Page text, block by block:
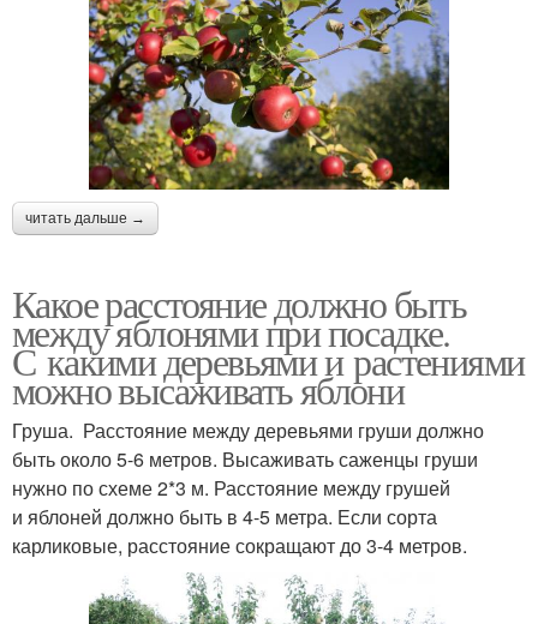
читать дальше →
Какое расстояние должно быть
между яблонями при посадке.
С какими деревьями и растениями
можно высаживать яблони
Груша. Расстояние между деревьями груши должно
быть около 5-6 метров. Высаживать саженцы груши
нужно по схеме 2*3 м. Расстояние между грушей
и яблоней должно быть в 4-5 метра. Если сорта
карликовые, расстояние сокращают до 3-4 метров.